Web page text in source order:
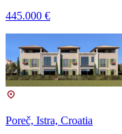
445.000 €
Poreč, Istra, Croatia